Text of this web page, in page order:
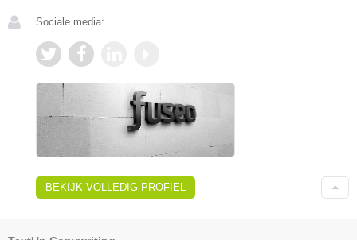
Sociale media:
BEKIJK VOLLEDIG PROFIEL